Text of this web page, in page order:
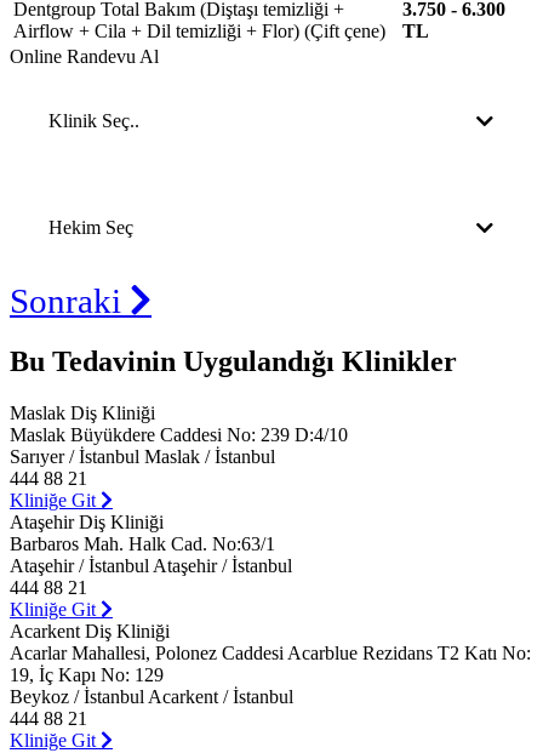
Dentgroup Total Bakım (Diştaşı temizliği +
Airflow + Cila + Dil temizliği + Flor) (Çift çene)
3.750 - 6.300
TL
Online Randevu Al
Klinik Seç..
Hekim Seç
Sonraki
Bu Tedavinin Uygulandığı Klinikler
Maslak Diş Kliniği
Maslak Büyükdere Caddesi No: 239 D:4/10
Sarıyer / İstanbul Maslak / İstanbul
444 88 21
Kliniğe Git
Ataşehir Diş Kliniği
Barbaros Mah. Halk Cad. No:63/1
Ataşehir / İstanbul Ataşehir / İstanbul
444 88 21
Kliniğe Git
Acarkent Diş Kliniği
Acarlar Mahallesi, Polonez Caddesi Acarblue Rezidans T2 Katı No:
19, İç Kapı No: 129
Beykoz / İstanbul Acarkent / İstanbul
444 88 21
Kliniğe Git